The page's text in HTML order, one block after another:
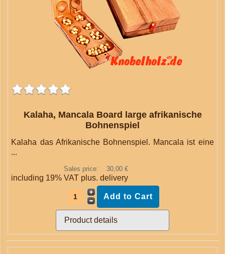
Kalaha, Mancala Board large afrikanische
Bohnenspiel
Kalaha das Afrikanische Bohnenspiel. Mancala ist eine
...
Sales price: 30,00 €
including 19% VAT plus.delivery
Product details